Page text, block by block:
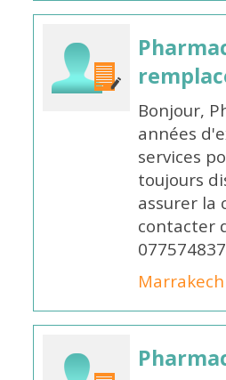
Bonjour,
années
services
toujours
assurer la
contacter
Marrakech